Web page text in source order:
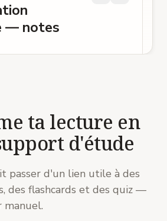
— notes
la consolidation Article
neural qui transforme
en mémoire à long terme
:synaptique (heures, cellulaire) et
à années, réorganisation
ta lecture en
d'étude
passer d'un lien utile à des
des flashcards et des quiz —
manuel.